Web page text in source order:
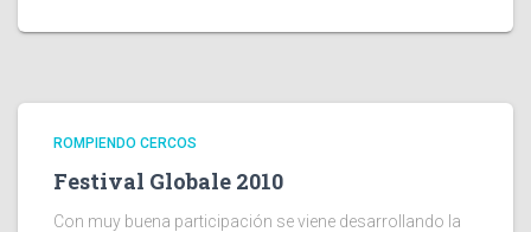
ROMPIENDO CERCOS
Festival Globale 2010
Con muy buena participación se viene desarrollando la